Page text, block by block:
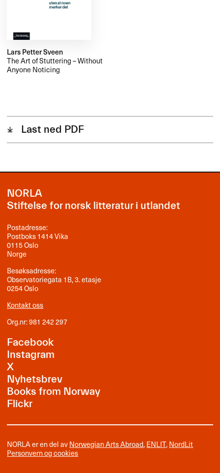
Lars Petter Sveen
The Art of Stuttering – Without
Anyone Noticing
Last ned PDF
NORLA
Stiftelse for norsk litteratur i utlandet
Postadresse:
Postboks 1414 Vika
0115 Oslo
Norge
Besøksadresse:
Observatoriegata 1B, 3. etasje
0254 Oslo
Kontakt oss
Org.nr: 981 242 297
Facebook
Instagram
X
Nyhetsbrev
Books from Norway
Flickr
NORLA er en del avNorwegian Arts Abroad,ENLIT,NordLit
Personvern og cookies